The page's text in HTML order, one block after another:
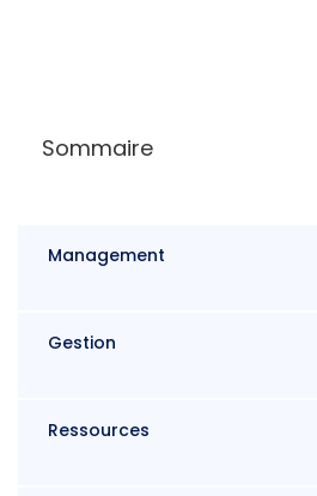
Sommaire
Management
Gestion
Ressources